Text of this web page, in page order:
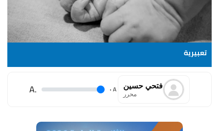
تعبيرية
فتحي حسين
محرر A
.
.A